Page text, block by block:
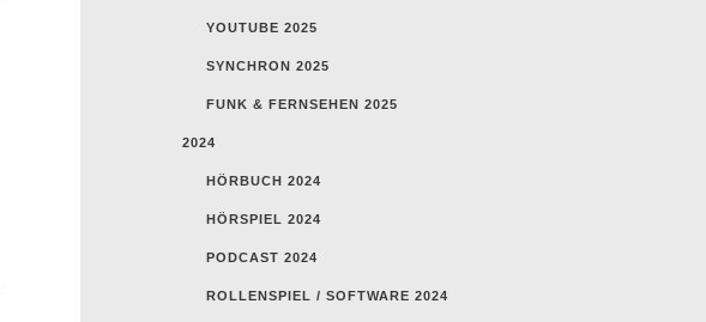
YOUTUBE 2025
SYNCHRON 2025
FUNK & FERNSEHEN 2025
2024
HÖRBUCH 2024
HÖRSPIEL 2024
PODCAST 2024
ROLLENSPIEL / SOFTWARE 2024